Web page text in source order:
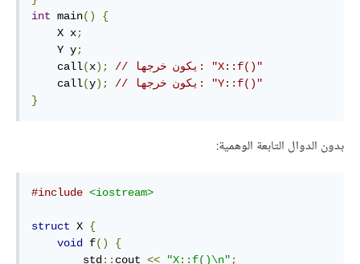
int main()
{
    X x
;
    Y y
;
    call
(x);
// يكون خرجها: "X::f()"
    call
(y);
// يكون خرجها: "Y::f()"
}
بدون الدوال التابعة الوهمية:
#include <iostream>
struct X {
void f()
{
        std
:: cout << "X::f()\n";